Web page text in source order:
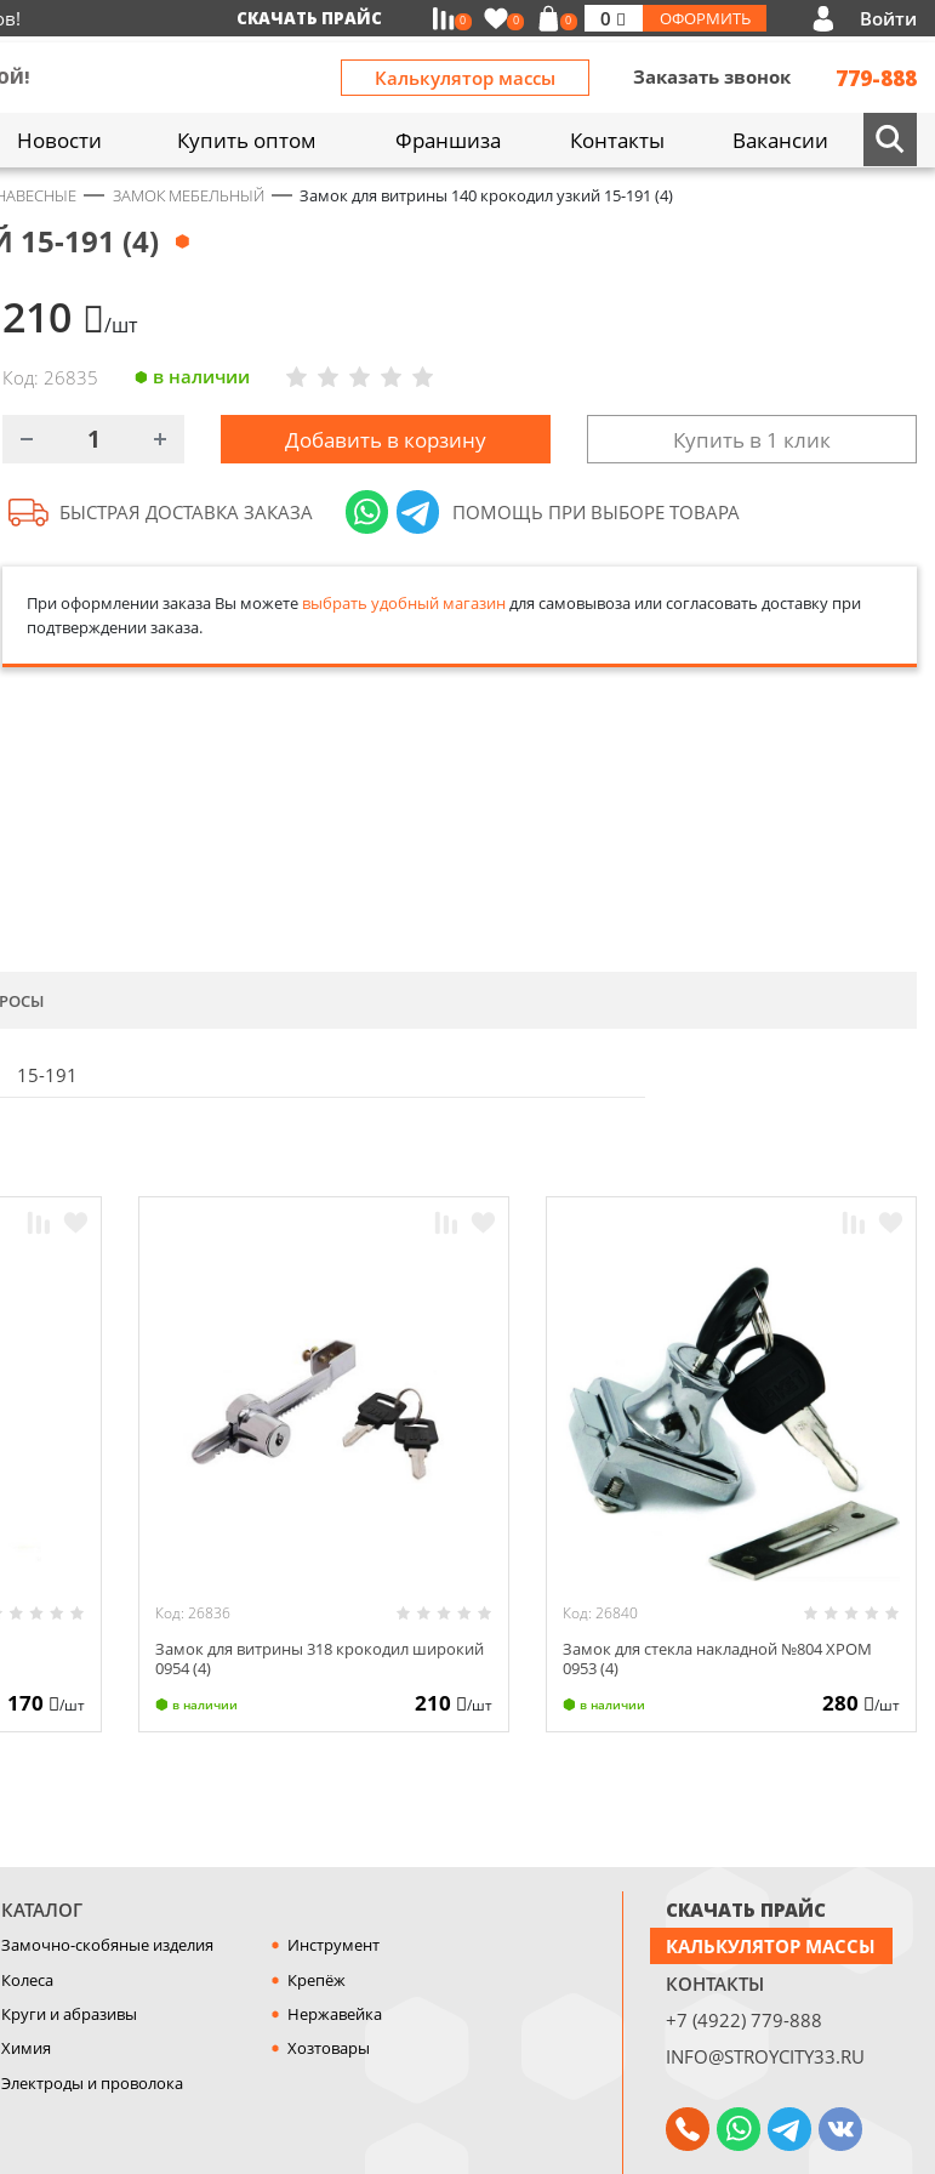
СКАЧАТЬ ПРАЙС 0 0 0 0 ОФОРМИТЬ Войти
Калькулятор массы Заказать звонок 779-888
Новости Купить оптом Франшиза Контакты Вакансии
ЗАМОК МЕБЕЛЬНЫЙ Замок для витрины 140 крокодил узкий 15-191 (4)
191 (4)
210 /шт
Код: 26835 в наличии
Добавить в корзину Купить в 1 клик
БЫСТРАЯ ДОСТАВКА ЗАКАЗА ПОМОЩЬ ПРИ ВЫБОРЕ ТОВАРА
При оформлении заказа Вы можете выбрать удобный магазиндля самовывоза или согласовать доставку при
подтверждении заказа.
15-191
170 /шт
Код: 26836
Замок для витрины 318 крокодил широкий
0954 (4)
в наличии 210 /шт
Код: 26840
Замок для стекла накладной №804 ХРОМ
0953 (4)
в наличии 280 /шт
КАТАЛОГ
Замочно-скобяные изделия
Инструмент
Колеса
Крепёж
Круги и абразивы
Нержавейка
Химия
Хозтовары
Электроды и проволока
СКАЧАТЬ ПРАЙС
КАЛЬКУЛЯТОР МАССЫ
КОНТАКТЫ
+7 (4922) 779-888
INFO@STROYCITY33.RU